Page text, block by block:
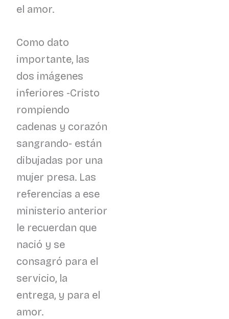
el amor.
Como dato
importante, las
dos imágenes
inferiores -Cristo
rompiendo
cadenas y corazón
sangrando- están
dibujadas por una
mujer presa. Las
referencias a ese
ministerio anterior
le recuerdan que
nació y se
consagró para el
servicio, la
entrega, y para el
amor.